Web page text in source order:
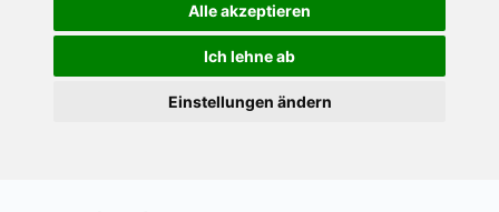
Alle akzeptieren
Ich lehne ab
Einstellungen ändern